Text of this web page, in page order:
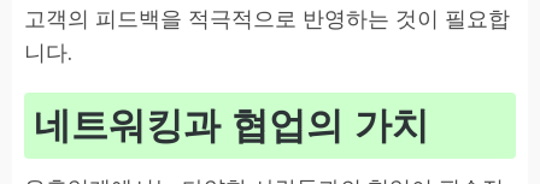
고객의 피드백을 적극적으로 반영하는 것이 필요합
니다.
네트워킹과 협업의 가치